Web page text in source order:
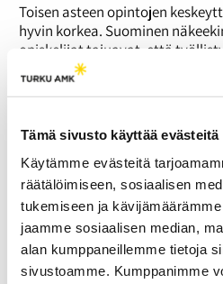
Tämä sivusto käyttää evästeitä
Käytämme evästeitä
räätälöimiseen, sosiaalisen
tukemiseen ja
jaamme sosiaalisen median,
alan kumppaneillemme tietoja
sivustoamme. Kumppanimme
Toisen asteen opintojen
hyvin korkea. Suominen
opiskelijat tajuavat, että
”Vahtiperämiehenkirjalla
erikoisosaamista, että paikan voi
Suominen on rohkaissut
ulkomailta. Monesti tämä
tinkimistä työajasta ja palkassa.
”Se vaan ehkä pikku hiljaa
trendi jatkuu. Suomessa meillä
verrattuna esimerkiksi